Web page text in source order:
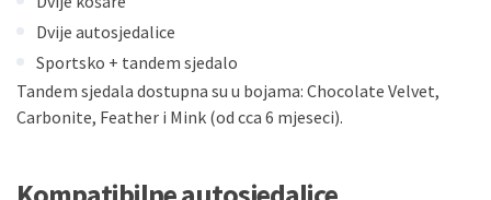
Dvije autosjedalice
Sportsko + tandem sjedalo
Tandem sjedala dostupna su u bojama: Chocolate Velvet,
Carbonite, Feather i Mink (od cca 6 mjeseci).